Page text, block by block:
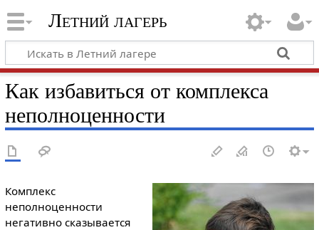
Летний лагерь
Как избавиться от комплекса
неполноценности
Комплекс
неполноценности
негативно сказывается